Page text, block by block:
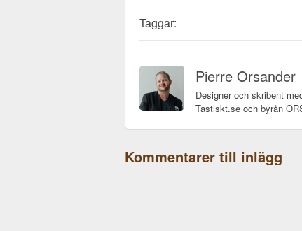
Taggar:
Pierre Orsander
Designer och skribent
Tastiskt.se och byrån
Kommentarer till inlägg